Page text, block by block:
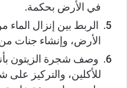
في الأرض بحكمة.
الربط بين إنزال الماء
الأرض، وإنشاء جنات
وصف شجرة الزيتون
للأكلين، والتركيز